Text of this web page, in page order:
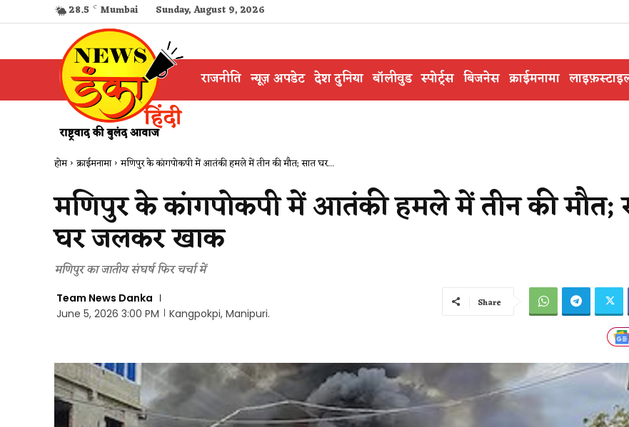
28.5 C Mumbai Sunday, August 9, 2026
राजनीति न्यूज़ अपडेट देश दुनिया बॉलीवुड स्पोर्ट्स बिजनेस क्राईमनामा
होम क्राईमनामा मणिपुर के कांगपोकपी में आतंकी हमले में तीन की मौत; सात घर...
मणिपुर के कांगपोकपी में आतंकी हमले में तीन की मौत;
घर जलकर खाक
मणिपुर का जातीय संघर्ष फिर चर्चा में
Team News Danka
June 5, 2026 3:00 PM
Kangpokpi, Manipuri.
Share